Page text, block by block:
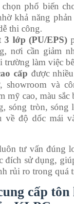
phổ biến
khả năng
thi công.
3 lớp (PU/EPS)
nơi cần giảm
trường làm việc
cấp được
showroom và
mỹ cao, màu sắc
sóng tròn, sóng
về độ dốc mái
tư vấn đúng
đích sử dụng,
rủi ro trong quá
cấp